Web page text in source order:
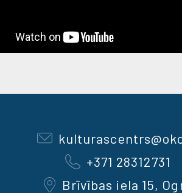
+371 28312731
Brīvības iela 15,